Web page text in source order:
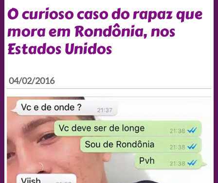
O curioso caso do rapaz que
mora em Rondônia, nos
Estados Unidos
04/02/2016